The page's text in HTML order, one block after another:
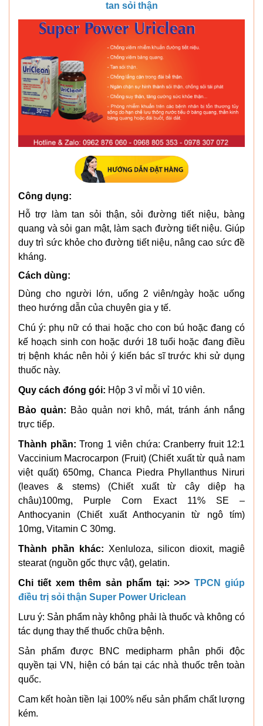
tan sỏi thận
Công dụng:
Hỗ trợ làm tan sỏi thận, sỏi đường tiết niệu, bàng
quang và sỏi gan mật, làm sạch đường tiết niệu. Giúp
duy trì sức khỏe cho đường tiết niệu, nâng cao sức đề
kháng.
Cách dùng:
Dùng cho người lớn, uống 2 viên/ngày hoặc uống
theo hướng dẫn của chuyên gia y tế.
Chú ý: phụ nữ có thai hoặc cho con bú hoặc đang có
kế hoạch sinh con hoặc dưới 18 tuổi hoặc đang điều
trị bệnh khác nên hỏi ý kiến bác sĩ trước khi sử dụng
thuốc này.
Quy cách đóng gói: Hộp 3 vỉ mỗi vỉ 10 viên.
Bảo quản: Bảo quản nơi khô, mát, tránh ánh nắng
trực tiếp.
Thành phần: Trong 1 viên chứa: Cranberry fruit 12:1
Vaccinium Macrocarpon (Fruit) (Chiết xuất từ quả nam
việt quất) 650mg, Chanca Piedra Phyllanthus Niruri
(leaves & stems) (Chiết xuất từ cây diệp hạ
châu)100mg, Purple Corn Exact 11% SE –
Anthocyanin (Chiết xuất Anthocyanin từ ngô tím)
10mg, Vitamin C 30mg.
Thành phần khác: Xenluloza, silicon dioxit, magiê
stearat (nguồn gốc thực vật), gelatin.
Chi tiết xem thêm sản phẩm tại: >>> TPCN giúp
điều trị sỏi thận Super Power Uriclean
Lưu ý: Sản phẩm này không phải là thuốc và không có
tác dụng thay thế thuốc chữa bệnh.
Sản phẩm được BNC medipharm phân phối độc
quyền tại VN, hiện có bán tại các nhà thuốc trên toàn
quốc.
Cam kết hoàn tiền lại 100% nếu sản phẩm chất lượng
kém.